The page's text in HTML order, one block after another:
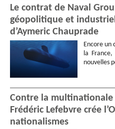
Le contrat de Naval
géopolitique et
d’Aymeric Chauprade
Encore un
la
nouvelles
Contre la multinationale
Frédéric Lefebvre crée
nationalismes